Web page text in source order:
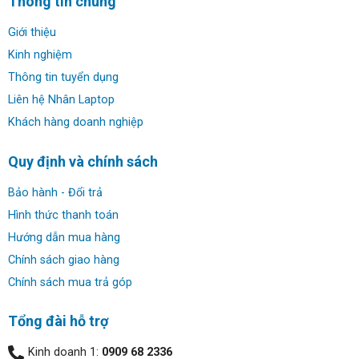
Thiết kế Dell Precision 7770 đẹp mắt, độ bền cao:
nhôm nguyên khối sang trọng với những đường nét góc
Giới thiệu
Kinh nghiệm
Thông tin tuyển dụng
Liên hệ Nhân Laptop
Khách hàng doanh nghiệp
Quy định và chính sách
Bảo hành - Đổi trả
Hình thức thanh toán
Hướng dẫn mua hàng
Chính sách giao hàng
Chính sách mua trả góp
Tổng đài hỗ trợ
Kinh doanh 1: 0909 68 2336